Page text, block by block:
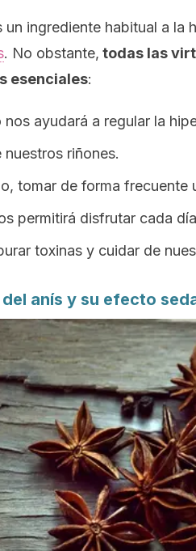
un ingrediente habitual a la
. No obstante, todas las
esenciales:
nos ayudará a regular la
nuestros riñones.
tomar de forma frecuente
permitirá disfrutar cada
toxinas y cuidar de
anís y su efecto